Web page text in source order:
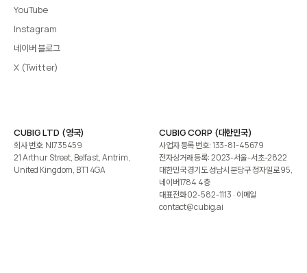
YouTube
Instagram
네이버 블로그
X (Twitter)
CUBIG LTD (영국)
회사 번호: NI735459
21 Arthur Street, Belfast, Antrim,
United Kingdom, BT1 4GA
CUBIG CORP (대한민국)
사업자 등록 번호: 133-81-45679
전자상거래 등록: 2023-서울-서초-2822
대한민국 경기도 성남시 분당구 정자일로 95,
네이버1784 4층
대표전화02-582-1113 · 이메일
contact@cubig.ai